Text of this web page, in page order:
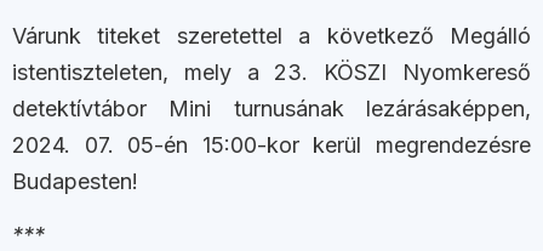
Várunk titeket szeretettel a következő Megálló
istentiszteleten, mely a 23. KÖSZI Nyomkereső
detektívtábor Mini turnusának lezárásaképpen,
2024. 07. 05-én 15:00-kor kerül megrendezésre
Budapesten!
***